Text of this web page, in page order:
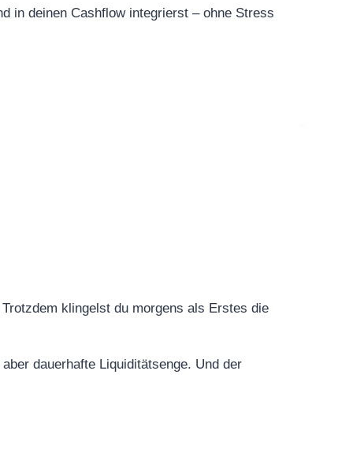
in deinen Cashflow integrierst – ohne Stress
klingelst du morgens als Erstes die
dauerhafte Liquiditätsenge. Und der